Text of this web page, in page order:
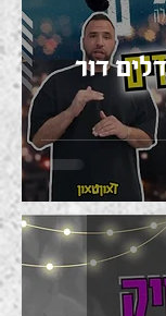
דור